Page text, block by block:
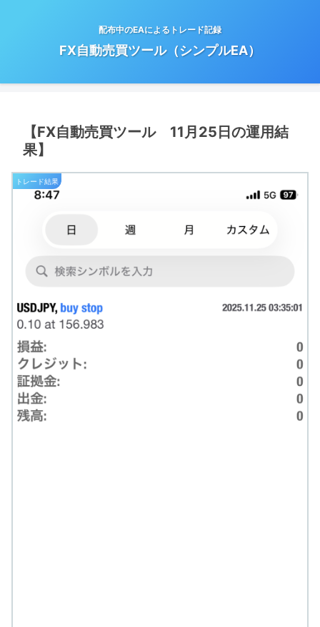
配布中のEAによるトレード記録
FX自動売買ツール（シンプルEA）
【FX自動売買ツール 11月25日の運用結
果】
トレード結果